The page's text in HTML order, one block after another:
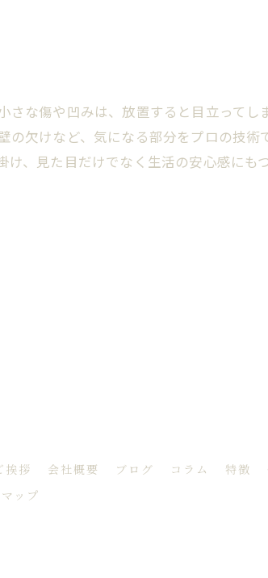
な傷や凹みは、放置すると目立って
欠けなど、気になる部分をプロの技
、見た目だけでなく生活の安心感に
挨拶 会社概要 ブログ コラム 特徴
ップ